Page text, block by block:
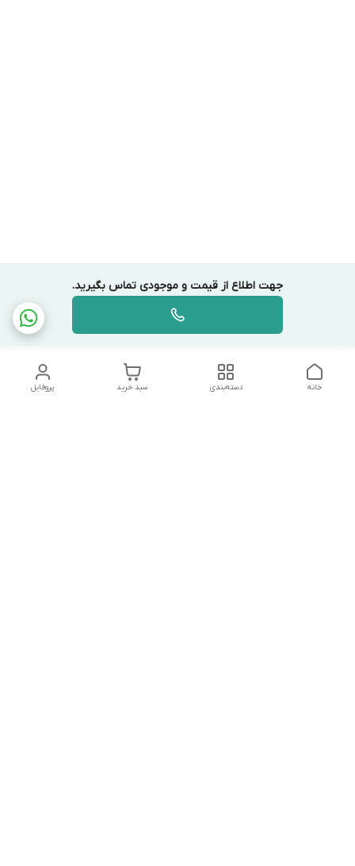
جهت اطلاع از قیمت و موجودی تماس بگیرید.
پروفایل سبد خرید دسته‌بندی خانه